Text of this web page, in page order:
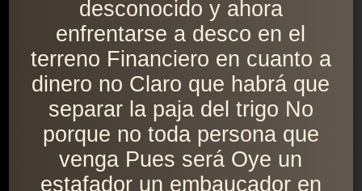
desconocido y ahora
enfrentarse a desco en el
terreno Financiero en cuanto a
dinero no Claro que habrá que
separar la paja del trigo No
porque no toda persona que
venga Pues será Oye un
estafador un embaucador en